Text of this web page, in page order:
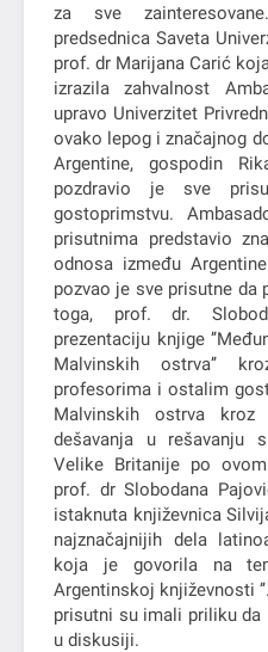
za sve
predsednica Saveta
prof. dr Marijana Carić
izrazila zahvalnost
upravo Univerzitet
ovako lepog i značajnog
Argentine, gospodin
pozdravio je sve
gostoprimstvu.
prisutnima predstavio
odnosa između
pozvao je sve prisutne da
toga, prof. dr.
prezentaciju knjige
Malvinskih ostrva’’
profesorima i ostalim
Malvinskih ostrva
dešavanja u rešavanju
Velike Britanije po
prof. dr Slobodana
istaknuta književnica
najznačajnijih dela
koja je govorila na
Argentinskoj književnosti
prisutni su imali priliku da
u diskusiji.